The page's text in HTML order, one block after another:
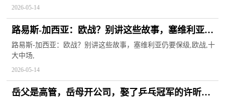
2026-05-14
路易斯-加西亚：欧战？别讲这些故事，塞维利亚仍
要保级
路易斯-加西亚：欧战？别讲这些故事，塞维利亚仍要保级,欧战,十
大中场,
2026-05-14
岳父是高管，岳母开公司，娶了乒乓冠军的许昕，